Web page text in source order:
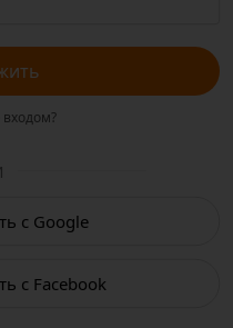
с Google
с Facebook